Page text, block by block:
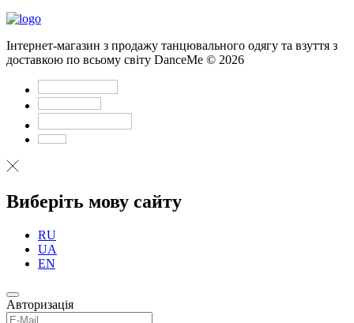
Інтернет-магазин з продажу танцювального одягу та взуття з
доставкою по всьому світу DanceMe © 2026
Виберіть мову сайту
RU
UA
EN
Авторизація